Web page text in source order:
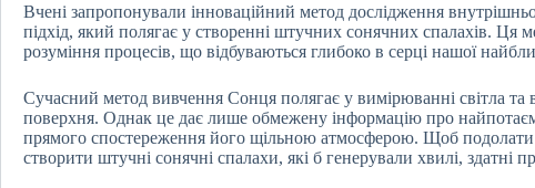
Вчені запропонували інноваційний метод дослідження
підхід, який полягає у створенні штучних сонячних спалахів. Ця
розуміння процесів, що відбуваються глибоко в серці нашої
Сучасний метод вивчення Сонця полягає у вимірюванні світла
поверхня. Однак це дає лише обмежену інформацію про
прямого спостереження його щільною атмосферою. Щоб
створити штучні сонячні спалахи, які б генерували хвилі, здатні